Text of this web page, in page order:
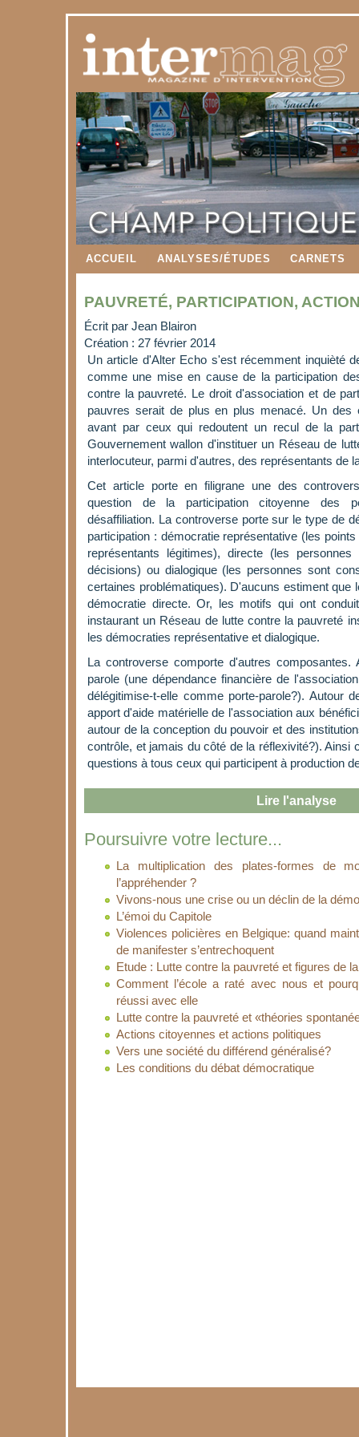
ACCUEIL ANALYSES/ÉTUDES CARNETS
PAUVRETÉ, PARTICIPATION,
Écrit par Jean Blairon
Création : 27 février 2014
Un article d'Alter Echo s'est récemment inquièté
comme une mise en cause de la participation
contre la pauvreté. Le droit d'association et de
pauvres serait de plus en plus menacé. Un des
avant par ceux qui redoutent un recul de la
Gouvernement wallon d'instituer un Réseau de
interlocuteur, parmi d'autres, des représentants de
Cet article porte en filigrane une des
question de la participation citoyenne des
désaffiliation. La controverse porte sur le type de
participation : démocratie représentative (les
représentants légitimes), directe (les personnes
décisions) ou dialogique (les personnes sont
certaines problématiques). D'aucuns estiment que
démocratie directe. Or, les motifs qui ont
instaurant un Réseau de lutte contre la pauvreté
les démocraties représentative et dialogique.
La controverse comporte d'autres
parole (une dépendance financière de
délégitimise-t-elle comme porte-parole?). Autour
apport d'aide matérielle de l'association aux
autour de la conception du pouvoir et des
contrôle, et jamais du côté de la réflexivité?). Ainsi
questions à tous ceux qui participent à production
Lire l'analyse
Poursuivre votre lecture...
La multiplication des plates-formes de
l’appréhender ?
Vivons-nous une crise ou un déclin de la
L’émoi du Capitole
Violences policières en Belgique: quand
de manifester s’entrechoquent
Etude : Lutte contre la pauvreté et figures de
Comment l’école a raté avec nous et
réussi avec elle
Lutte contre la pauvreté et «théories
Actions citoyennes et actions politiques
Vers une société du différend généralisé?
Les conditions du débat démocratique